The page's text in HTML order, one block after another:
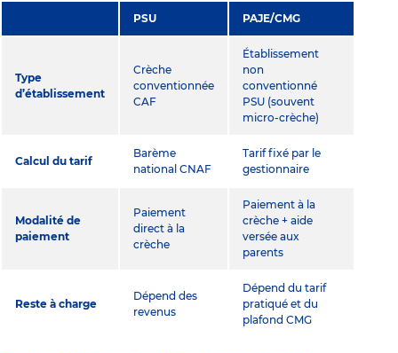
PSU PAJE/CMG
Type
d’établissement
Crèche
conventionnée
CAF
Établissement
non
conventionné
PSU (souvent
micro-crèche)
Calcul du tarif
Barème
national CNAF
Tarif fixé par le
gestionnaire
Modalité de
paiement
Paiement
direct à la
crèche
Paiement à la
crèche + aide
versée aux
parents
Reste à charge
Dépend des
revenus
Dépend du tarif
pratiqué et du
plafond CMG